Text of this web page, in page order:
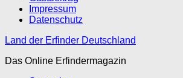
Impressum
Datenschutz
Land der Erfinder Deutschland
Das Online Erfindermagazin